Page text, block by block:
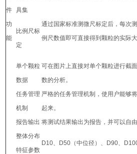
件
功
能
具集
比例尺标
定
通过国家标准测微尺标定后，每次
例尺数值即可直接得到颗粒的实际大
单个颗粒
数据
可在图片上直接对单个颗粒进行截
数的分析。
任务管理
机制
严格的任务管理机制，使用户能够
起来。
报告输出 将测试结果输出为报告，并可以自
整体分布
特征参数
D10、D50（中位径）、D90、